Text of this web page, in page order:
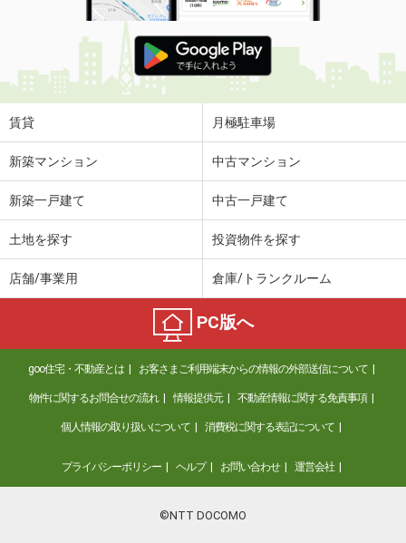
賃貸 月極駐車場
新築マンション 中古マンション
新築一戸建て 中古一戸建て
土地を探す 投資物件を探す
店舗/事業用 倉庫/トランクルーム
PC版へ
goo住宅・不動産とは お客さまご利用端末からの情報の外部送信について
物件に関するお問合せの流れ 情報提供元 不動産情報に関する免責事項
個人情報の取り扱いについて 消費税に関する表記について
プライバシーポリシー ヘルプ お問い合わせ 運営会社
©NTT DOCOMO